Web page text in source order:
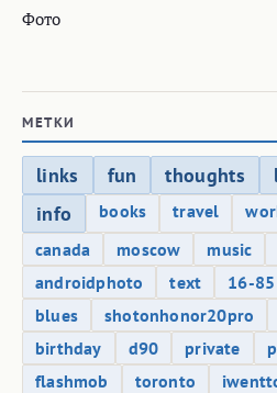
Фото
МЕТКИ
links fun thoughts
info
books travel
canada
moscow music
androidphoto
text 16-85
blues
shotonhonor20pro
birthday
d90 private
flashmob
toronto